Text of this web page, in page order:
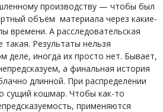
производству — чтобы был
объём материала через какие-
времени. А расследовательская
Результаты нельзя
деле, иногда их просто нет. Бывает,
а финальная история
длинной. При распределении
сущий кошмар. Чтобы как-то
применяются